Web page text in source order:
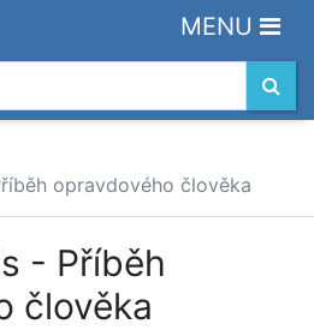
MENU
opravdového člověka
- Příběh
člověka